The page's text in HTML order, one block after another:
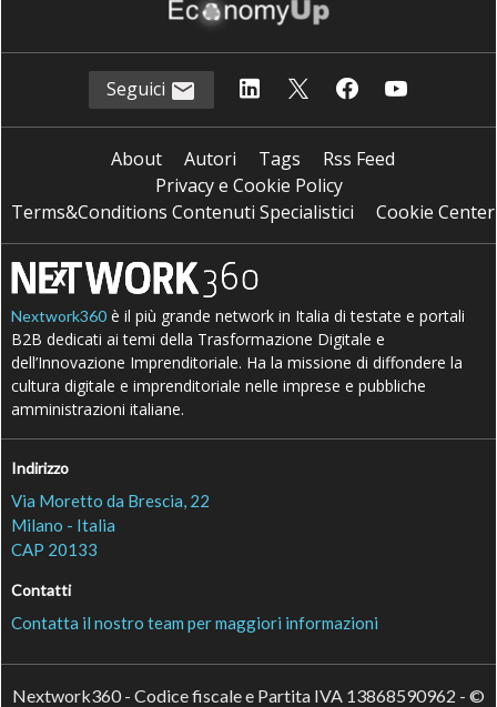
Seguici
About Autori Tags
Rss Feed
Privacy e Cookie Policy
Terms&Conditions Contenuti Specialistici
Cookie Center
Nextwork360 è il più grande network in Italia di testate e portali
B2B dedicati ai temi della Trasformazione Digitale e
dell’Innovazione Imprenditoriale. Ha la missione di diffondere la
cultura digitale e imprenditoriale nelle imprese e pubbliche
amministrazioni italiane.
Indirizzo
Via Moretto da Brescia, 22
Milano - Italia
CAP 20133
Contatti
Contatta il nostro team per maggiori informazioni
Nextwork360 - Codice fiscale e Partita IVA 13868590962 - ©